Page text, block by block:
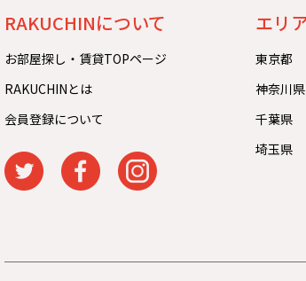
RAKUCHINについて
お部屋探し・賃貸TOPページ
RAKUCHINとは
会員登録について
エリ
東京都
神奈川県
千葉県
埼玉県